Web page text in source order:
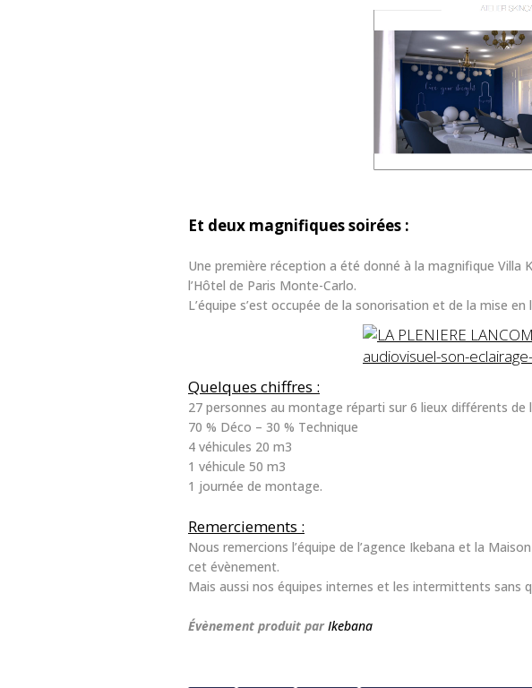
Et deux magnifiques soirées :
Une première réception a été donné à la magnifique Villa
l’Hôtel de Paris Monte-Carlo.
L’équipe s’est occupée de la sonorisation et de la mise
Quelques chiffres :
27 personnes au montage réparti sur 6 lieux différents de
70 % Déco – 30 % Technique
4 véhicules 20 m3
1 véhicule 50 m3
1 journée de montage.
Remerciements :
Nous remercions l’équipe de l’agence Ikebana et la
cet évènement.
Mais aussi nos équipes internes et les intermittents sans
Évènement produit parIkebana